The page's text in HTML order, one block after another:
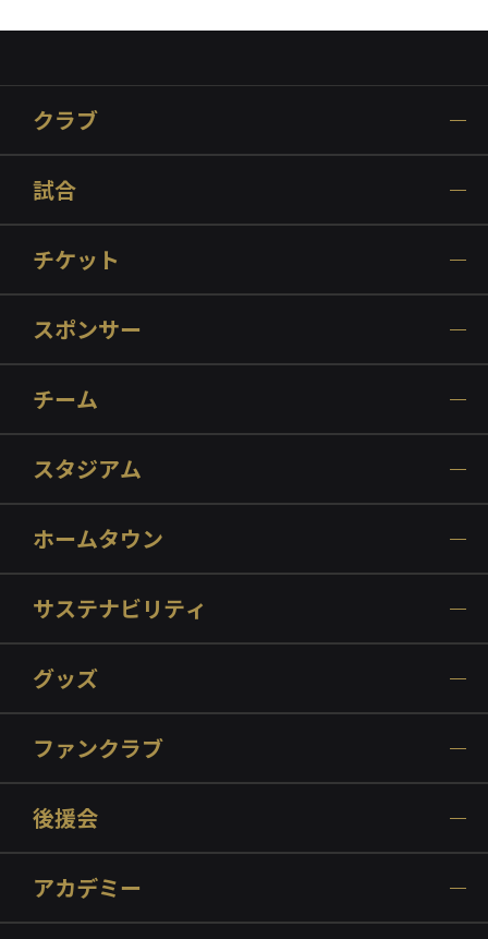
クラブ
試合
チケット
スポンサー
チーム
スタジアム
ホームタウン
サステナビリティ
グッズ
ファンクラブ
後援会
アカデミー